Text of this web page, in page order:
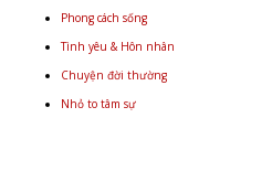
Phong cách sống
Tình yêu & Hôn nhân
Chuyện đời thường
Nhỏ to tâm sự